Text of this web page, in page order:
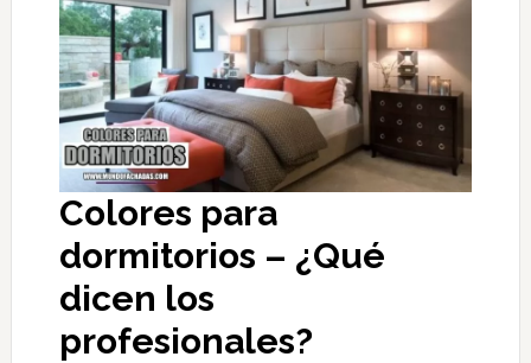
Colores para
dormitorios – ¿Qué
dicen los
profesionales?